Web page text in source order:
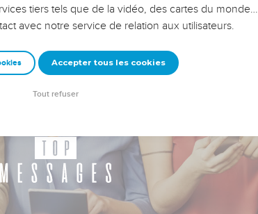
afin que leurs erreurs
un groupe ou une famille,
tiers tels que de la vidéo, des cartes du monde…
avec notre service de relation aux utilisateurs.
Accepter tous les cookies
Tout refuser